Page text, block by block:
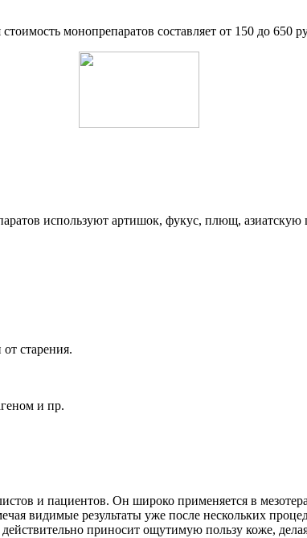
монопрепаратов составляет от 150 до 650
используют артишок, фукус, плющ,
старения.
и пр.
и пациентов. Он широко применяется в
видимые результаты уже после нескольких
приносит ощутимую пользу коже,